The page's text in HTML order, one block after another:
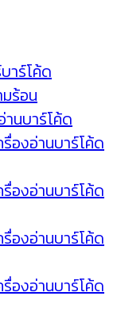
าร์โค้ด
มร้อน
านบาร์โค้ด
องอ่านบาร์โค้ด
องอ่านบาร์โค้ด
องอ่านบาร์โค้ด
องอ่านบาร์โค้ด